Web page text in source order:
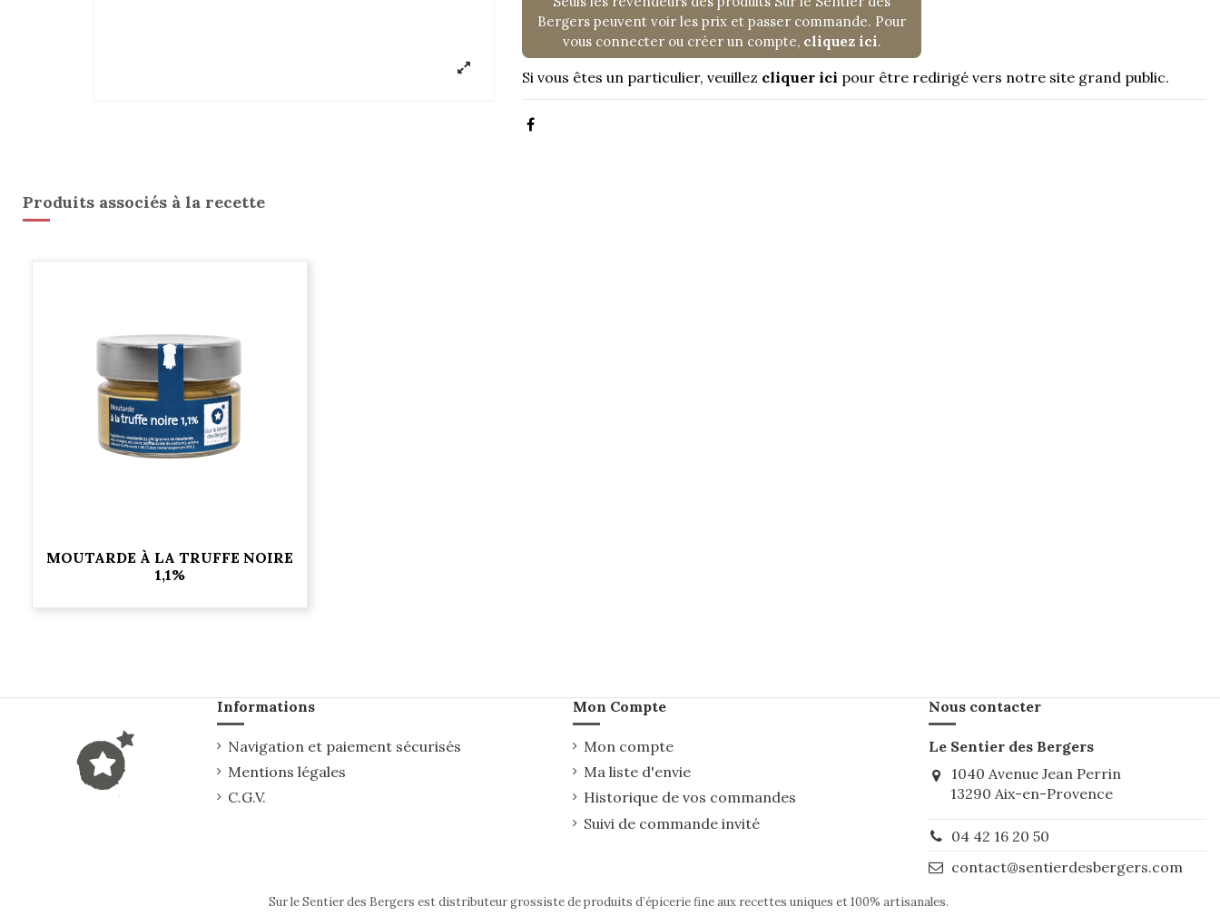
Bergers peuvent voir les prix et passer commande. Pour
vous connecter ou créer un compte, cliquez ici.
Si vous êtes un particulier, veuillez cliquer ici pour être redirigé vers notre site grand public.
Produits associés à la recette
MOUTARDE À LA TRUFFE NOIRE
1,1%
Informations
Navigation et paiement sécurisés
Mentions légales
C.G.V.
Mon Compte
Mon compte
Ma liste d'envie
Historique de vos commandes
Suivi de commande invité
Nous contacter
Le Sentier des Bergers
1040 Avenue Jean Perrin
13290 Aix-en-Provence
04 42 16 20 50
contact@sentierdesbergers.com
Sur le Sentier des Bergers est distributeur grossiste de produits d’épicerie fine aux recettes uniques et 100% artisanales.